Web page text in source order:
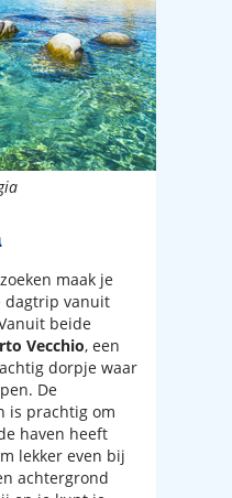
maak je
dagtrip vanuit
beide
Vecchio, een
dorpje waar
De
is prachtig om
haven heeft
lekker even bij
achtergrond